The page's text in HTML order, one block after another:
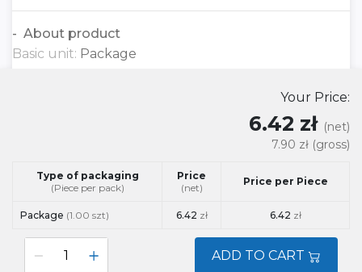
About product
Basic unit: Package
Your Price:
6.42 zł (net)
7.90 zł (gross)
Type of packaging
(Piece per pack)
Price
(net)
Price per Piece
Package (1.00 szt) 6.42 zł 6.42 zł
ADD TO CART